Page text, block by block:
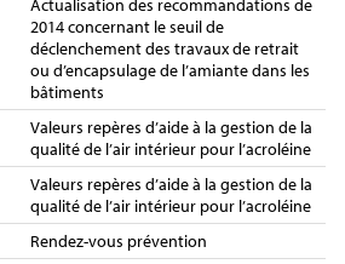
Actualisation des recommandations de
2014 concernant le seuil de
déclenchement des travaux de retrait
ou d’encapsulage de l’amiante dans les
bâtiments
Valeurs repères d’aide à la gestion de la
qualité de l’air intérieur pour l’acroléine
Valeurs repères d’aide à la gestion de la
qualité de l’air intérieur pour l’acroléine
Rendez-vous prévention